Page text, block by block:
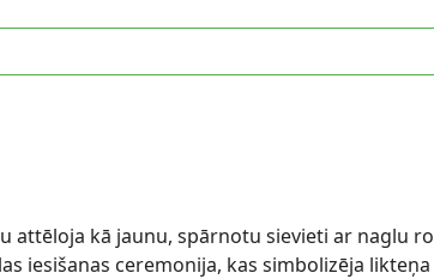
attēloja kā jaunu, spārnotu sievieti ar naglu
iesišanas ceremonija, kas simbolizēja